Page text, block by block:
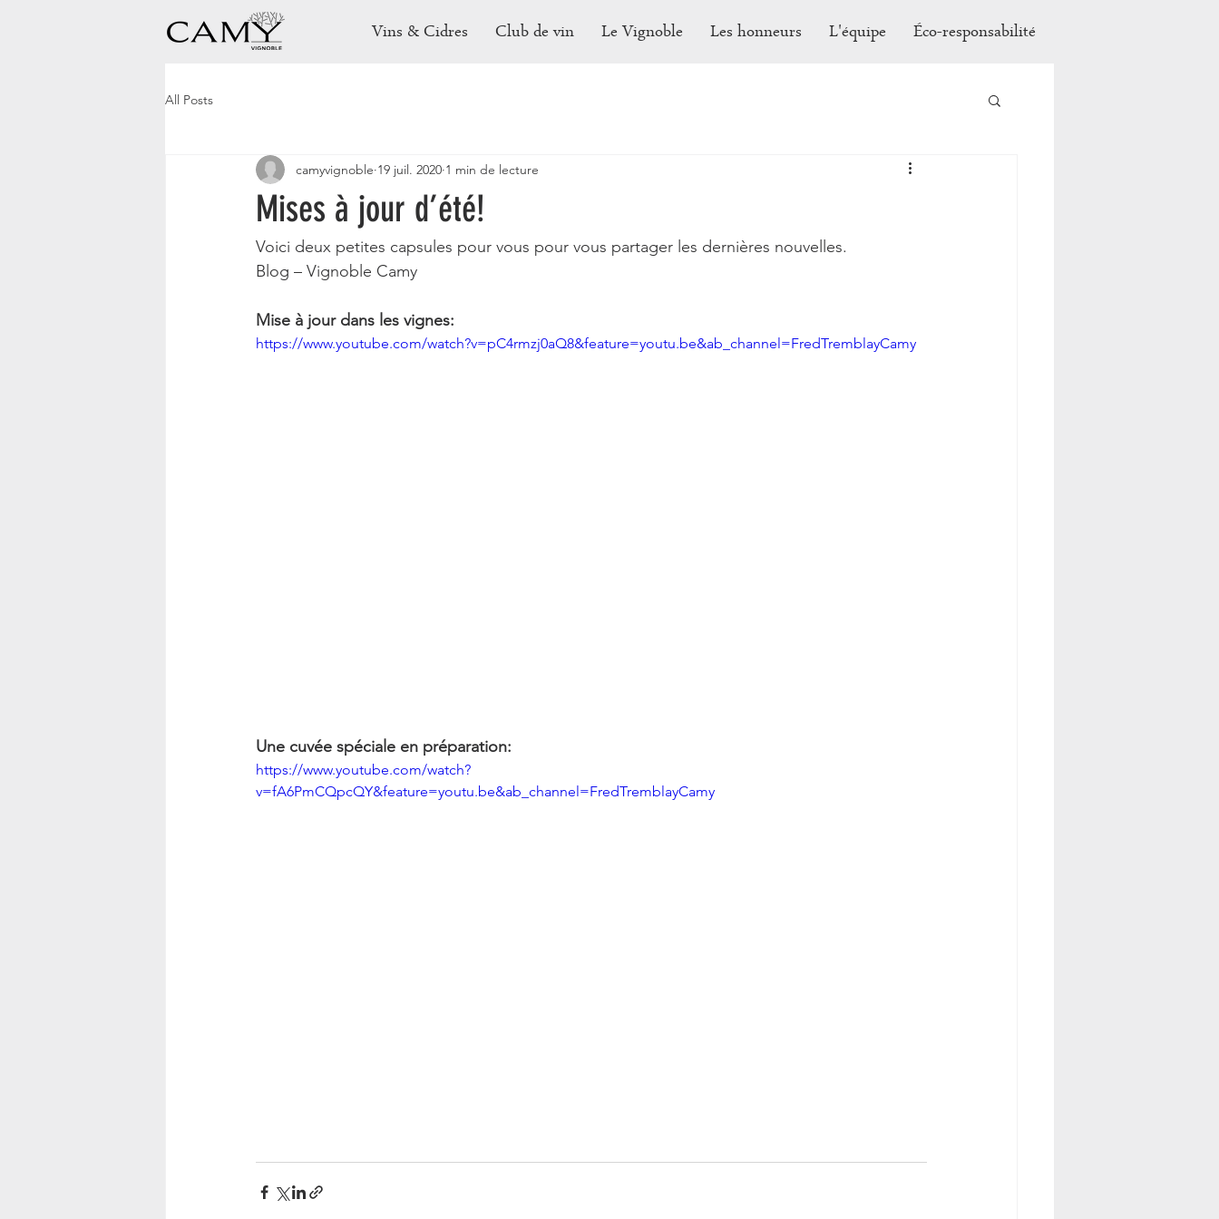
Vins & Cidres Club de vin Le Vignoble Les honneurs L'équipe Éco-responsabilité
All Posts
Mises à jour d’été!
camyvignoble 19 juil. 2020 1 min de lecture
Voici deux petites capsules pour vous pour vous partager les dernières nouvelles.
Blog – Vignoble Camy
Mise à jour dans les vignes:
https://www.youtube.com/watch?v=pC4rmzj0aQ8&feature=youtu.be&ab_channel=FredTremblayCamy
Une cuvée spéciale en préparation:
https://www.youtube.com/watch?
v=fA6PmCQpcQY&feature=youtu.be&ab_channel=FredTremblayCamy